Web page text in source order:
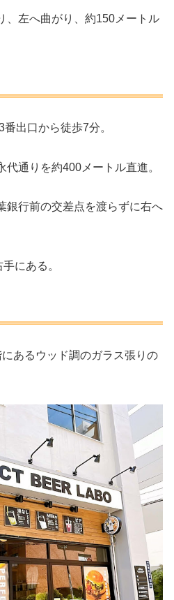
、左へ曲がり、約150メートル
出口から徒歩7分。
通りを約400メートル直進。
銀行前の交差点を渡らずに右へ
にある。
あるウッド調のガラス張りの